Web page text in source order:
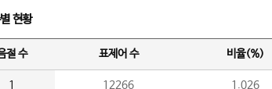
현황
절 수 표제어 수 비율(%)
1 12266 1.026